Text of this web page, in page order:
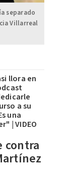
separado
Villarreal
llora en
a su
una
| VIDEO
contra